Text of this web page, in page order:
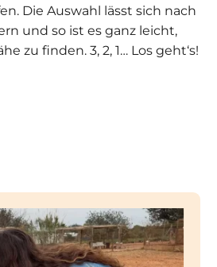
Die Auswahl lässt sich nach
und so ist es ganz leicht,
zu finden. 3, 2, 1… Los geht‘s!